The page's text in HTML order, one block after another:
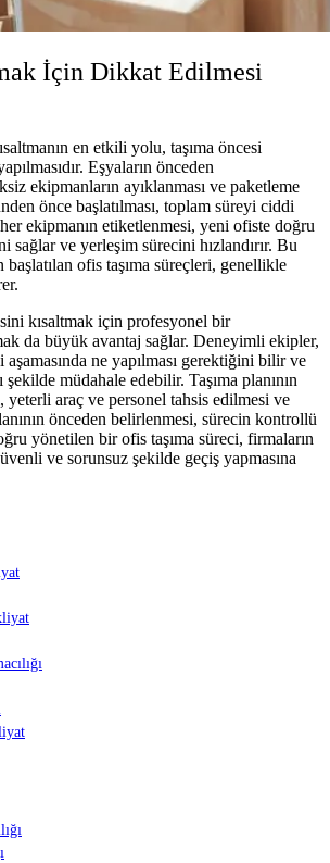
İçin Dikkat Edilmesi
en etkili yolu, taşıma öncesi
Eşyaların önceden
ekipmanların ayıklanması ve paketleme
önce başlatılması, toplam süreyi ciddi
ekipmanın etiketlenmesi, yeni ofiste doğru
sağlar ve yerleşim sürecini hızlandırır. Bu
başlatılan ofis taşıma süreçleri, genellikle
kısaltmak için profesyonel bir
da büyük avantaj sağlar. Deneyimli ekipler,
aşamasında ne yapılması gerektiğini bilir ve
şekilde müdahale edebilir. Taşıma planının
yeterli araç ve personel tahsis edilmesi ve
önceden belirlenmesi, sürecin kontrollü
yönetilen bir ofis taşıma süreci, firmaların
ve sorunsuz şekilde geçiş yapmasına